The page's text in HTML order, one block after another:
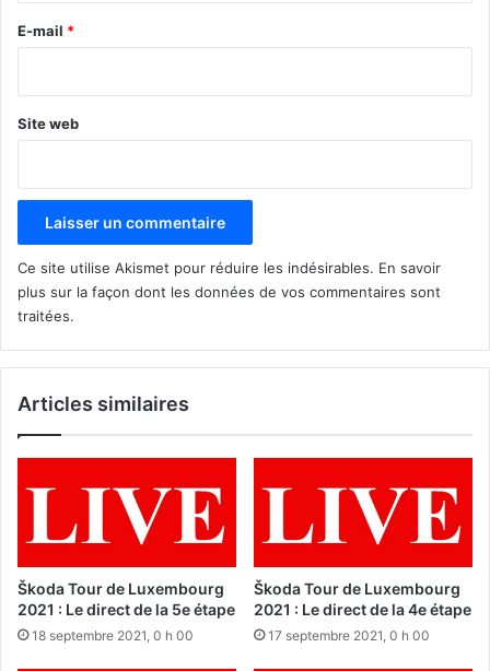
e
E-mail *
Site web
Ce site utilise Akismet pour réduire les indésirables. En savoir
plus sur la façon dont les données de vos commentaires sont
traitées.
Articles similaires
Škoda Tour de Luxembourg
2021 : Le direct de la 5e étape
18 septembre 2021, 0 h 00
Škoda Tour de Luxembourg
2021 : Le direct de la 4e étape
17 septembre 2021, 0 h 00